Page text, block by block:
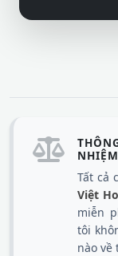
NHIỆM
Tất cả
Việt
miễn
tôi
nào về